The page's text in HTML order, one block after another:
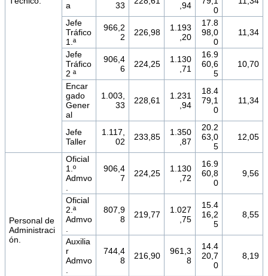
a
33
,94
0
Jefe
Tráfico
1.ª
966,2
2
226,98
1.193
,20
17.8
98,0
0
11,34
Jefe
Tráfico
2 ª
906,4
6
224,25
1.130
,71
16.9
60,6
5
10,70
Encar
gado
Gener
al
1.003,
33
228,61
1.231
,94
18.4
79,1
0
11,34
Jefe
Taller
1.117,
02
233,85
1.350
,87
20.2
63,0
5
12,05
Personal de
Administraci
ón.
Oficial
1.º
Admvo
.
906,4
7
224,25
1.130
,72
16.9
60,8
0
9,56
Oficial
2.ª
Admvo
.
807,9
8
219,77
1.027
,75
15.4
16,2
5
8,55
Auxilia
r
Admvo
.
744,4
8
216,90
961,3
8
14.4
20,7
0
8,19